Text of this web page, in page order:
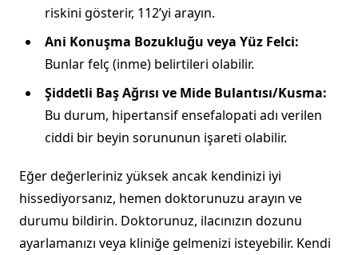
riskini gösterir, 112’yi arayın.
Ani Konuşma Bozukluğu veya Yüz Felci:
Bunlar felç (inme) belirtileri olabilir.
Şiddetli Baş Ağrısı ve Mide Bulantısı/Kusma:
Bu durum, hipertansif ensefalopati adı verilen
ciddi bir beyin sorununun işareti olabilir.
Eğer değerleriniz yüksek ancak kendinizi iyi
hissediyorsanız, hemen doktorunuzu arayın ve
durumu bildirin. Doktorunuz, ilacınızın dozunu
ayarlamanızı veya kliniğe gelmenizi isteyebilir. Kendi